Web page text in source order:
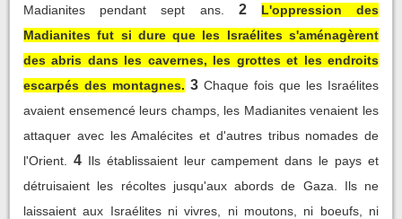
Madianites pendant sept ans.
2
L'oppression des
Madianites fut si dure que les Israélites s'aménagèrent
des abris dans les cavernes, les grottes et les endroits
escarpés des montagnes. 3 Chaque fois que les Israélites
avaient ensemencé leurs champs, les Madianites venaient les
attaquer avec les Amalécites et d'autres tribus nomades de
l'Orient.
4 Ils établissaient leur campement dans le pays et
détruisaient les récoltes jusqu'aux abords de Gaza. Ils ne
laissaient aux Israélites ni vivres, ni moutons, ni boeufs, ni